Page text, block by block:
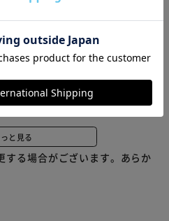
ドッグ】 もこもこのボア素材
かわいくておしゃれなデザイン
る揺れるチャーム】 リズミカ
にアクセントを加え、視線を
ラビナ】 ハート型のカラビナ
ホ、ポーチに簡単に取り付け可
る仕様】 どんなアイテムにも
と実用性を兼ね備えたアクセサ
配送番号なしの配送になりま
と見る
る場合がございます。あらか